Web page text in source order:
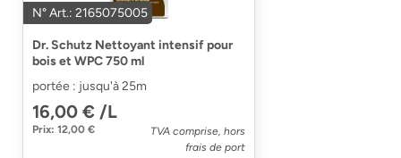
N° Art.: 2165075005
Dr. Schutz Nettoyant intensif pour
bois et WPC 750 ml
portée : jusqu'à 25m
16,00 € /L
Prix: 12,00 €
TVA comprise, hors
frais de port